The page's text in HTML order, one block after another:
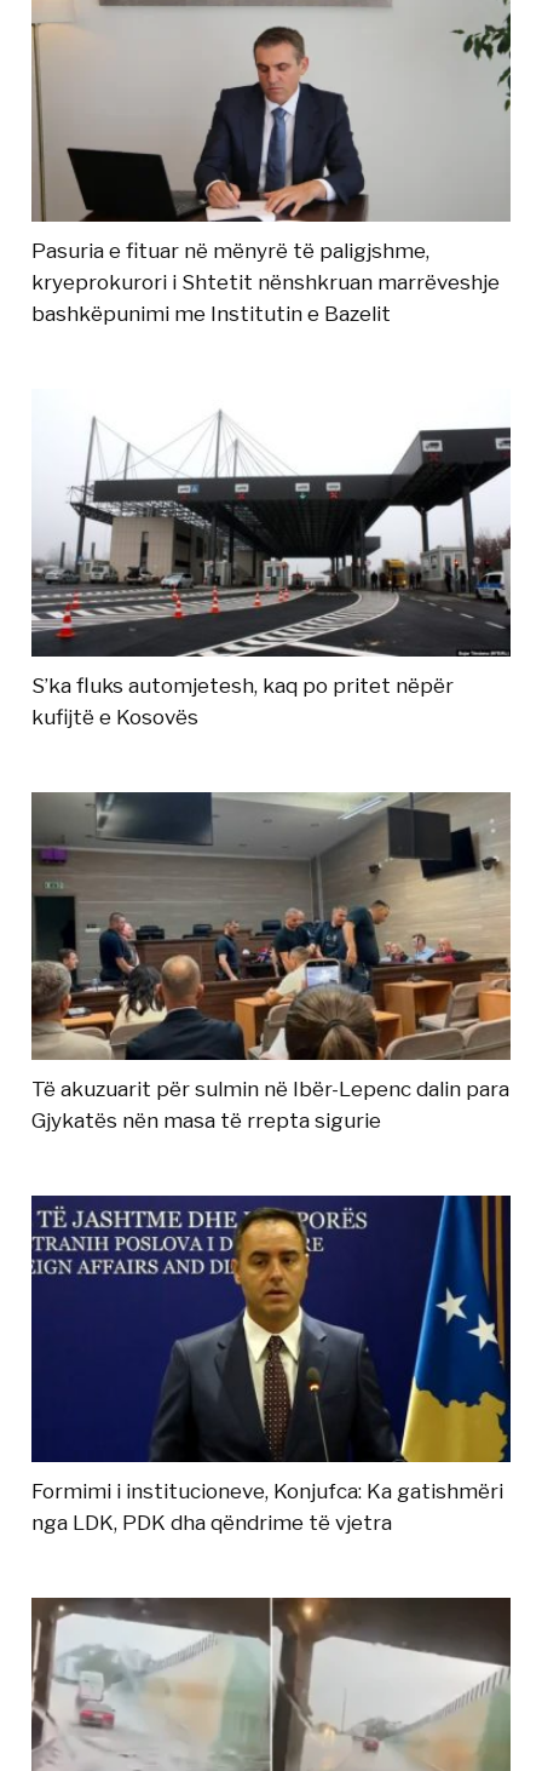
Pasuria e fituar në mënyrë të paligjshme,
kryeprokurori i Shtetit nënshkruan marrëveshje
bashkëpunimi me Institutin e Bazelit
S’ka fluks automjetesh, kaq po pritet nëpër
kufijtë e Kosovës
Të akuzuarit për sulmin në Ibër-Lepenc dalin para
Gjykatës nën masa të rrepta sigurie
Formimi i institucioneve, Konjufca: Ka gatishmëri
nga LDK, PDK dha qëndrime të vjetra